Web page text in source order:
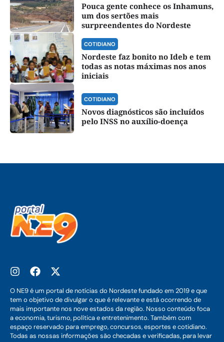
Pouca gente conhece os Inhamuns,
um dos sertões mais
surpreendentes do Nordeste
COTIDIANO
Nordeste faz bonito no Ideb e tem
todas as notas máximas nos anos
iniciais
COTIDIANO
Novos diagnósticos são incluídos
pelo INSS no auxílio-doença
O NE9 é um portal de notícias do Nordeste fundado em 2019 e que
tem o objetivo de divulgar o que é relevante e está ocorrendo de
mais importante nos nove estados da região. Nosso conteúdo foca
a economia, turismo, política e entretenimento. Também com
espaço reservado para emprego, concursos, esportes e cotidiano.
Todas as nossas informações são checadas e verificadas, para levar